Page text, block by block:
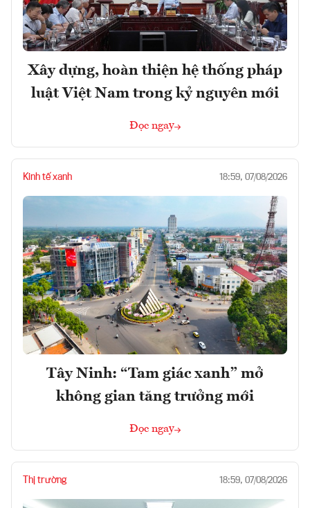
Xây dựng, hoàn thiện hệ thống pháp
luật Việt Nam trong kỷ nguyên mới
Đọc ngay
Kinh tế xanh 18:59, 07/08/2026
Tây Ninh: “Tam giác xanh” mở
không gian tăng trưởng mới
Đọc ngay
Thị trường 18:59, 07/08/2026